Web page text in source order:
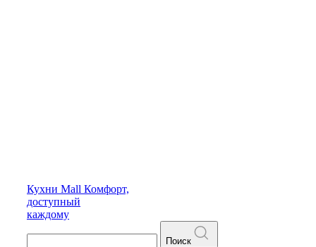
Кухни Mall Комфорт,
доступный
каждому
Поиск